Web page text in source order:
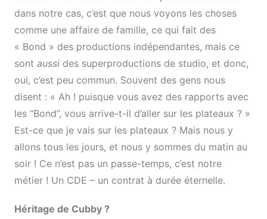
dans notre cas, c’est que nous voyons les choses
comme une affaire de famille, ce qui fait des
« Bond » des productions indépendantes, mais ce
sont aussides superproductions de studio, et donc,
oui, c’est peu commun. Souvent des gens nous
disent : « Ah ! puisque vous avez des rapports avec
les “Bond”, vous arrive-t-il d’aller sur les plateaux ? »
Est-ce que je vais sur les plateaux ? Mais nous y
allons tous les jours, et nous y sommes du matin au
soir ! Ce n’est pas un passe-temps, c’est notre
métier ! Un CDE – un contrat à durée éternelle.
Héritage de Cubby ?